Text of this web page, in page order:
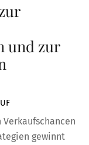
und zur
Verkaufschancen
gewinnt